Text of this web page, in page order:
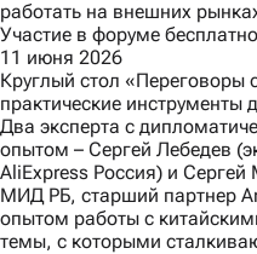
работать на внешних
Участие в форуме
11 июня 2026
Круглый стол «Переговоры
практические инструменты
Два эксперта с
опытом – Сергей Лебедев
AliExpress Россия) и
МИД РБ, старший партнер
опытом работы с
темы, с которыми